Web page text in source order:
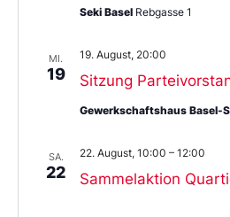
Seki Basel Rebgasse 1
MI.
19 Sitzung
19. August, 20:00
Gewerkschaftshaus Basel-
SA.
22 Sammelaktion
22. August, 10:00 – 12:00